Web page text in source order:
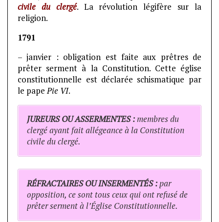
civile du clergé. La révolution légifère sur la
religion.
1791
– janvier : obligation est faite aux prêtres de
prêter serment à la Constitution. Cette église
constitutionnelle est déclarée schismatique par
le papePie VI.
JUREURS OU ASSERMENTES :membres du
clergé ayant fait allégeance à la Constitution
civile du clergé.
RÉFRACTAIRES OU INSERMENTÉS :par
opposition, ce sont tous ceux qui ont refusé de
prêter serment à l’Église Constitutionnelle.